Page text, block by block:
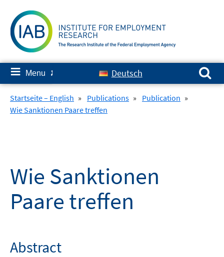
content
≡ Menu ✘ Deutsch
Search for:
Startseite – English » Publications » Publication »
Wie Sanktionen Paare treffen
Wie Sanktionen
Paare treffen
Abstract